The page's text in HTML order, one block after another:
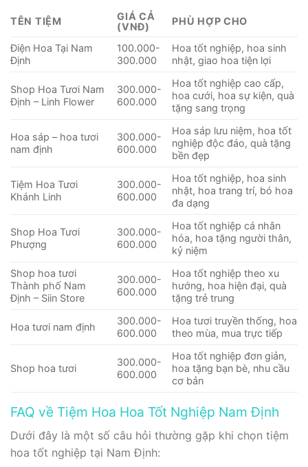
TÊN TIỆM
GIÁ CẢ
(VNĐ)
PHÙ HỢP CHO
Điện Hoa Tại Nam
Định
100.000-
300.000
Hoa tốt nghiệp, hoa sinh
nhật, giao hoa tiện lợi
Shop Hoa Tươi Nam
Định – Linh Flower
300.000-
600.000
Hoa tốt nghiệp cao cấp,
hoa cưới, hoa sự kiện, quà
tặng sang trọng
Hoa sáp – hoa tươi
nam định
300.000-
600.000
Hoa sáp lưu niệm, hoa tốt
nghiệp độc đáo, quà tặng
bền đẹp
Tiệm Hoa Tươi
Khánh Linh
300.000-
600.000
Hoa tốt nghiệp, hoa sinh
nhật, hoa trang trí, bó hoa
đa dạng
Shop Hoa Tươi
Phượng
300.000-
600.000
Hoa tốt nghiệp cá nhân
hóa, hoa tặng người thân,
kỷ niệm
Shop hoa tươi
Thành phố Nam
Định – Siin Store
300.000-
600.000
Hoa tốt nghiệp theo xu
hướng, hoa hiện đại, quà
tặng trẻ trung
Hoa tươi nam định
300.000-
600.000
Hoa tươi truyền thống, hoa
theo mùa, mua trực tiếp
Shop hoa tươi
300.000-
600.000
Hoa tốt nghiệp đơn giản,
hoa tặng bạn bè, nhu cầu
cơ bản
FAQ về Tiệm Hoa Hoa Tốt Nghiệp Nam Định
Dưới đây là một số câu hỏi thường gặp khi chọn tiệm
hoa tốt nghiệp tại Nam Định: